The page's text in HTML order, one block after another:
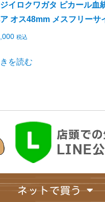
イロクワガタ ピカール血
オス48mm メスフリーサ
税込
を読む
ネットで買う